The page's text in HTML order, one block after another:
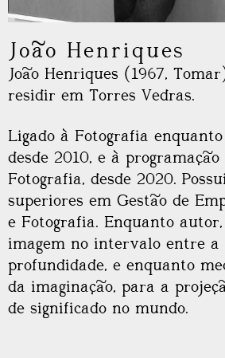
João Henriques
João Henriques (1967,
residir em Torres Vedras.
Ligado à Fotografia
desde 2010, e à
Fotografia, desde 2020.
superiores em Gestão de
e Fotografia. Enquanto
imagem no intervalo entre a
profundidade, e enquanto
da imaginação, para a
de significado no mundo.